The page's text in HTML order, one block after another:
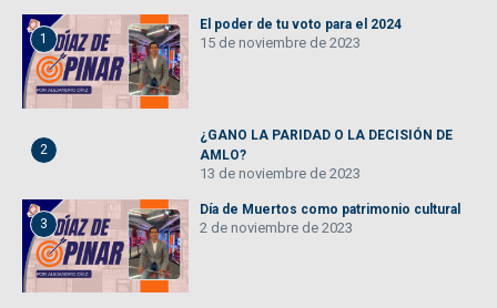
1
El poder de tu voto para el 2024
15 de noviembre de 2023
2
¿GANO LA PARIDAD O LA DECISIÓN DE
AMLO?
13 de noviembre de 2023
3
Día de Muertos como patrimonio cultural
2 de noviembre de 2023